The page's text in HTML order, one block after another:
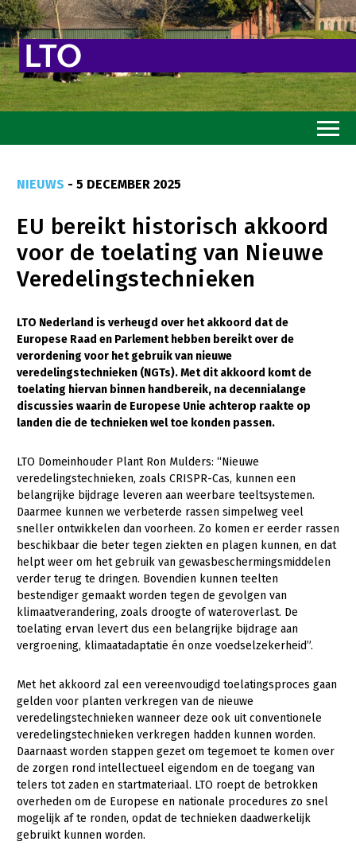
Goed eten
Mooi groen
Sterk ondernemerschap
Transitiepaden
Thema’s
Gezonde planten
Gezonde dieren
Bodem en water
Platteland en omgeving
Mens, ondernemerschap en onderwijs
Internationaal
Sectoren
Dier
Biologische Landbouw
Geitenhouderij
Kalverhouderij
Konijnenhouderij
Melkveehouderij
Paardenhouderij
Pluimveehouderij
Plant
Akkerbouw
Biologische Landbouw
Bollenteelt
Bomen, vaste planten en zomerbloemen
Fruitteelt
Glastuinbouw
NIEUWS - 5 DECEMBER 2025
EU bereikt historisch akkoord
voor de toelating van Nieuwe
Veredelingstechnieken
LTO Nederland is verheugd over het akkoord dat de
Europese Raad en Parlement hebben bereikt over de
verordening voor het gebruik van nieuwe
veredelingstechnieken (NGTs). Met dit akkoord komt de
toelating hiervan binnen handbereik, na decennialange
discussies waarin de Europese Unie achterop raakte op
landen die de technieken wel toe konden passen.
LTO Domeinhouder Plant Ron Mulders: “Nieuwe
veredelingstechnieken, zoals CRISPR-Cas, kunnen een
belangrijke bijdrage leveren aan weerbare teeltsystemen.
Daarmee kunnen we verbeterde rassen simpelweg veel
sneller ontwikkelen dan voorheen. Zo komen er eerder rassen
beschikbaar die beter tegen ziekten en plagen kunnen, en dat
helpt weer om het gebruik van gewasbeschermingsmiddelen
verder terug te dringen. Bovendien kunnen teelten
bestendiger gemaakt worden tegen de gevolgen van
klimaatverandering, zoals droogte of wateroverlast. De
toelating ervan levert dus een belangrijke bijdrage aan
vergroening, klimaatadaptatie én onze voedselzekerheid”.
Met het akkoord zal een vereenvoudigd toelatingsproces gaan
gelden voor planten verkregen van de nieuwe
veredelingstechnieken wanneer deze ook uit conventionele
veredelingstechnieken verkregen hadden kunnen worden.
Daarnaast worden stappen gezet om tegemoet te komen over
de zorgen rond intellectueel eigendom en de toegang van
telers tot zaden en startmateriaal. LTO roept de betrokken
overheden om de Europese en nationale procedures zo snel
mogelijk af te ronden, opdat de technieken daadwerkelijk
gebruikt kunnen worden.